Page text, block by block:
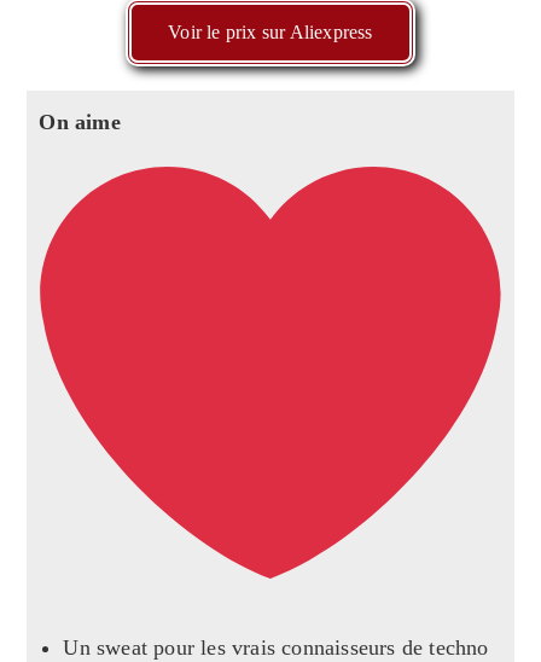
Voir le prix sur Aliexpress
On aime
Un sweat pour les vrais connaisseurs de techno